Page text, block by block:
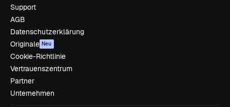
Support
AGB
Datenschutzerklärung
Originale Neu
Cookie-Richtlinie
Vertrauenszentrum
Partner
Unternehmen